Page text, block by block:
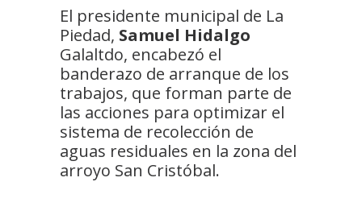
El presidente municipal de La
Piedad, Samuel Hidalgo
Galaltdo, encabezó el
banderazo de arranque de los
trabajos, que forman parte de
las acciones para optimizar el
sistema de recolección de
aguas residuales en la zona del
arroyo San Cristóbal.